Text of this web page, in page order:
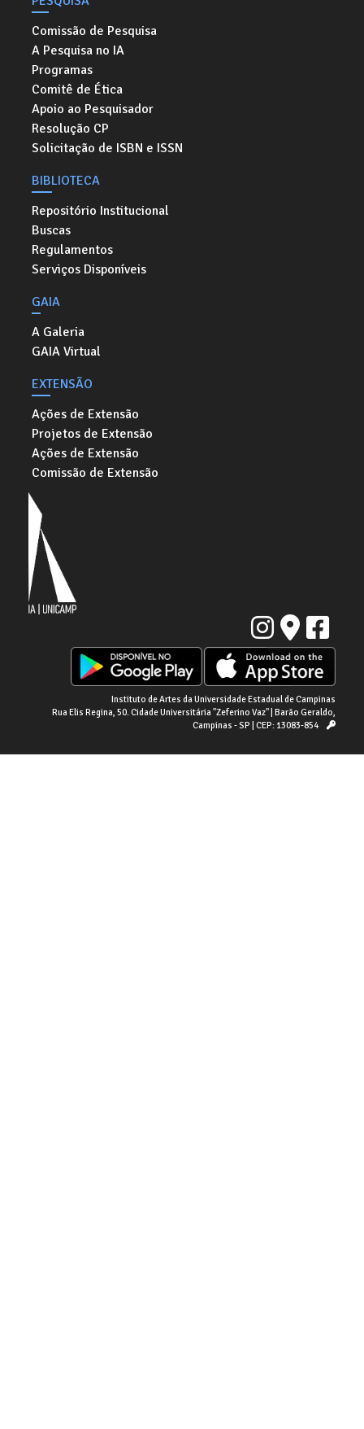
Comissão de Pesquisa
A Pesquisa no IA
Programas
Comitê de Ética
Apoio ao Pesquisador
Resolução CP
Solicitação de ISBN e ISSN
BIBLIOTECA
Repositório Institucional
Buscas
Regulamentos
Serviços Disponíveis
GAIA
A Galeria
GAIA Virtual
EXTENSÃO
Ações de Extensão
Projetos de Extensão
Ações de Extensão
Comissão de Extensão
Instituto de Artes da Universidade Estadual de Campinas
Rua Elis Regina, 50. Cidade Universitária "Zeferino Vaz" | Barão Geraldo,
Campinas - SP | CEP: 13083-854